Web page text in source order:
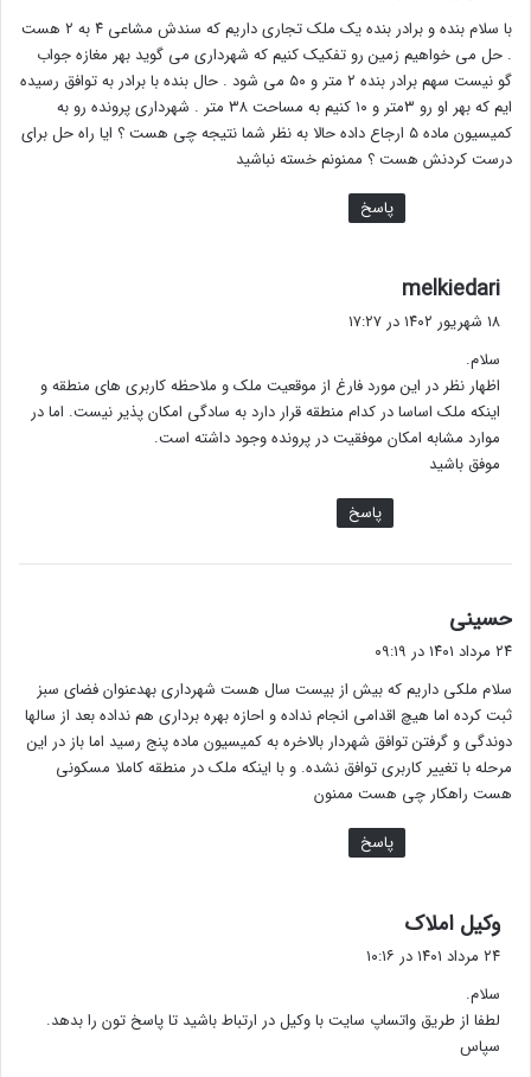
ت
:
با سلام بنده و برادر بنده یک ملک تجاری داریم که سندش مشاعی ۴ به ۲ هست
. حل می خواهیم زمین رو تفکیک کنیم که شهرداری می گوید بهر مغازه جواب
گو نیست سهم برادر بنده ۲ متر و ۵۰ می شود . حال بنده با برادر به توافق رسیده
ایم که بهر او رو ۳متر و ۱۰ کنیم به مساحت ۳۸ متر . شهرداری پرونده رو به
کمیسیون ماده ۵ ارجاع داده حالا به نظر شما نتیجه چی هست ؟ ایا راه حل برای
درست کردنش هست ؟ ممنونم خسته نباشید
پاسخ
melkiedari
ت
۱۸ شهریور ۱۴۰۲ در ۱۷:۲۷
سلام.
اظهار نظر در این مورد فارغ از موقعیت ملک و ملاحظه کاربری های منطقه و
اینکه ملک اساسا در کدام منطقه قرار دارد به سادگی امکان پذیر نیست. اما در
موارد مشابه امکان موفقیت در پرونده وجود داشته است.
موفق باشید
پاسخ
حسینی
:
۲۴ مرداد ۱۴۰۱ در ۰۹:۱۹
سلام ملکی داریم که بیش از بیست سال هست شهرداری بهدعنوان فضای سبز
ثبت کرده اما هیچ اقدامی انجام نداده و احازه بهره برداری هم نداده بعد از سالها
دوندگی و گرفتن توافق شهردار بالاخره به کمیسیون ماده پنج رسید اما باز در این
مرحله با تغییر کاربری توافق نشده. و با اینکه ملک در منطقه کاملا مسکونی
هست راهکار چی هست ممنون
پاسخ
وکیل املاک
ت
۲۴ مرداد ۱۴۰۱ در ۱۰:۱۶
سلام.
لطفا از طریق واتساپ سایت با وکیل در ارتباط باشید تا پاسخ تون را بدهد.
سپاس